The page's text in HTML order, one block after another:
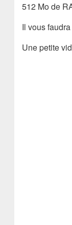
512 Mo de
Il vous
Une petite